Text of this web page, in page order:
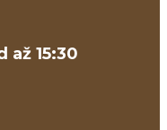
až 15:30